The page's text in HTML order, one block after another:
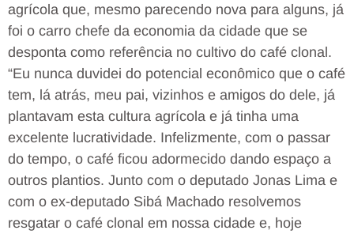
agrícola que, mesmo parecendo nova para alguns, já
foi o carro chefe da economia da cidade que se
desponta como referência no cultivo do café clonal.
“Eu nunca duvidei do potencial econômico que o café
tem, lá atrás, meu pai, vizinhos e amigos do dele, já
plantavam esta cultura agrícola e já tinha uma
excelente lucratividade. Infelizmente, com o passar
do tempo, o café ficou adormecido dando espaço a
outros plantios. Junto com o deputado Jonas Lima e
com o ex-deputado Sibá Machado resolvemos
resgatar o café clonal em nossa cidade e, hoje